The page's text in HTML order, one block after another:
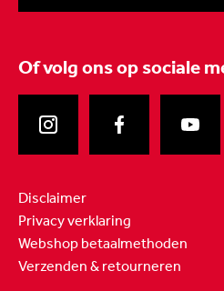
Of volg onsop sociale
Disclaimer
Privacy verklaring
Webshop betaalmethoden
Verzenden & retourneren